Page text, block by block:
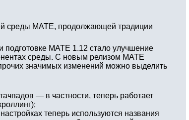
среды MATE, продолжающей традиции
MATE 1.12 стало улучшение
среды. С новым релизом MATE
значимых изменений можно выделить
— в частности, теперь работает
теперь используются названия